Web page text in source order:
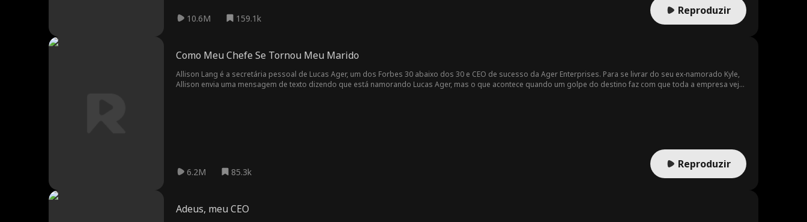
10.6M 159.1k
Reproduzir
Como Meu Chefe Se Tornou Meu Marido
Allison Lang é a secretária pessoal de Lucas Ager, um dos Forbes 30 abaixo dos 30 e CEO de sucesso da Ager Enterprises. Para se livrar do seu ex-namorado Kyle,
Allison envia uma mensagem de texto dizendo que está namorando Lucas Ager, mas o que acontece quando um golpe do destino faz com que toda a empresa veja
6.2M 85.3k
Reproduzir
Adeus, meu CEO